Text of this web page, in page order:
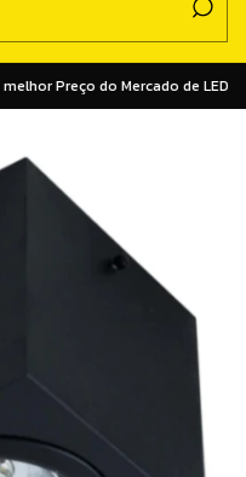
Preço do Mercado de LED